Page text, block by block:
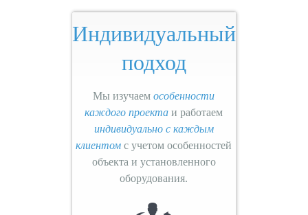
Индивидуальный
подход
Мы изучаем особенности
каждого проекта и работаем
индивидуально с каждым
клиентом с учетом особенностей
объекта и установленного
оборудования.